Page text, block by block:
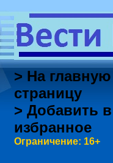
> На главную
страницу
> Добавить в
избранное
Ограничение: 16+